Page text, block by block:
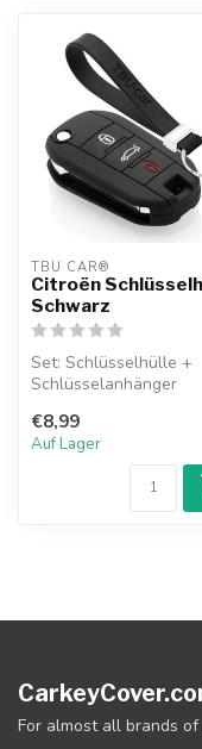
TBU CAR®
Citroën
Schwarz
Set: Schlüsselhülle +
Schlüsselanhänger
€8,99
Auf Lager
For almost all brands